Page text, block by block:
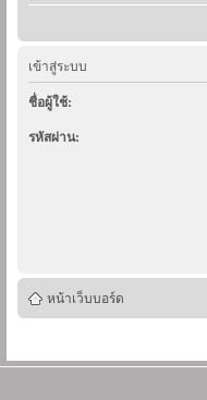
เข้าสู่ระบบ
ชื่อผู้ใช้:
รหัสผ่าน:
หน้าเว็บบอร์ด